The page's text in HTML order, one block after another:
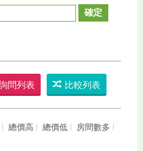
確定
問列表 比較列表
總價高 總價低
房間數多